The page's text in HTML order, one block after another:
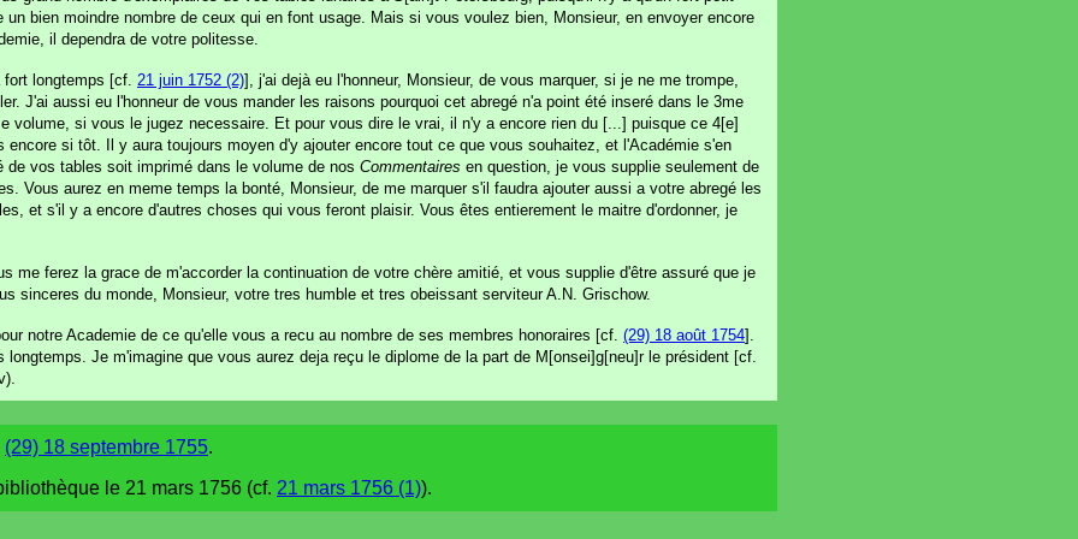
bien moindre nombre de ceux qui en font usage. Mais si vous voulez bien, Monsieur, en envoyer encore
il dependra de votre politesse.
longtemps [cf. 21 juin 1752 (2)], j'ai dejà eu l'honneur, Monsieur, de vous marquer, si je ne me trompe,
J'ai aussi eu l'honneur de vous mander les raisons pourquoi cet abregé n'a point été inseré dans le 3me
volume, si vous le jugez necessaire. Et pour vous dire le vrai, il n'y a encore rien du [...] puisque ce 4[e]
encore si tôt. Il y aura toujours moyen d'y ajouter encore tout ce que vous souhaitez, et l'Académie s'en
vos tables soit imprimé dans le volume de nos Commentaires en question, je vous supplie seulement de
Vous aurez en meme temps la bonté, Monsieur, de me marquer s'il faudra ajouter aussi a votre abregé les
et s'il y a encore d'autres choses qui vous feront plaisir. Vous êtes entierement le maitre d'ordonner, je
me ferez la grace de m'accorder la continuation de votre chère amitié, et vous supplie d'être assuré que je
sinceres du monde, Monsieur, votre tres humble et tres obeissant serviteur A.N. Grischow.
notre Academie de ce qu'elle vous a recu au nombre de ses membres honoraires [cf. (29) 18 août 1754].
Je m'imagine que vous aurez deja reçu le diplome de la part de M[onsei]g[neu]r le président [cf.
(29) 18 septembre 1755.
le 21 mars 1756 (cf. 21 mars 1756 (1)).